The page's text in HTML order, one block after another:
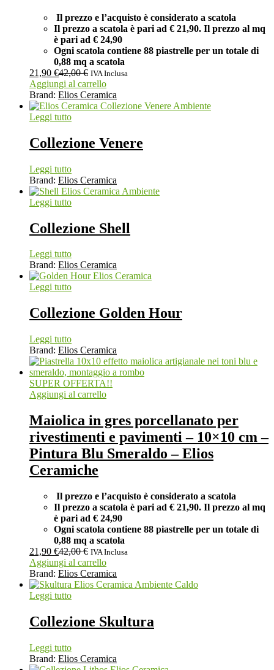
Il prezzo e l’acquisto è considerato a scatola
Il prezzo a scatola è pari ad € 21,90. Il prezzo al mq
è pari ad € 24,90
Ogni scatola contiene 88 piastrelle per un totale di
0,88 mq a scatola
21,90 €42,00€ IVA Inclusa
Aggiungi al carrello
Brand: Elios Ceramica
Leggi tutto
Collezione Venere
Leggi tutto
Brand: Elios Ceramica
Leggi tutto
Collezione Shell
Leggi tutto
Brand: Elios Ceramica
Leggi tutto
Collezione Golden Hour
Leggi tutto
Brand: Elios Ceramica
SUPER OFFERTA!!
Aggiungi al carrello
Maiolica in gres porcellanato per
rivestimenti e pavimenti – 10×10 cm –
Pintura Blu Smeraldo – Elios
Ceramiche
Il prezzo e l’acquisto è considerato a scatola
Il prezzo a scatola è pari ad € 21,90. Il prezzo al mq
è pari ad € 24,90
Ogni scatola contiene 88 piastrelle per un totale di
0,88 mq a scatola
21,90 €42,00€ IVA Inclusa
Aggiungi al carrello
Brand: Elios Ceramica
Leggi tutto
Collezione Skultura
Leggi tutto
Brand: Elios Ceramica